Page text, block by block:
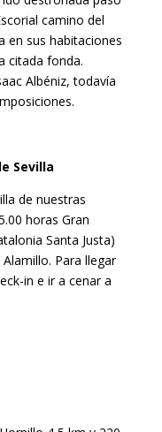
camino del
en sus habitaciones
citada fonda.
Albéniz, todavía
Sevilla
de nuestras
horas Gran
Santa Justa)
Para llegar
in e ir a cenar a